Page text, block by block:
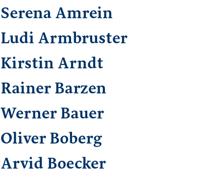
Serena Amrein
Ludi Armbruster
Kirstin Arndt
Rainer Barzen
Werner Bauer
Oliver Boberg
Arvid Boecker